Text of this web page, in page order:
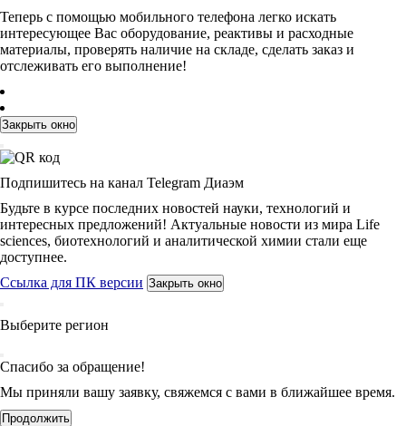
Теперь с помощью мобильного телефона легко искать
интересующее Вас оборудование, реактивы и расходные
материалы, проверять наличие на складе, сделать заказ и
отслеживать его выполнение!
Закрыть окно
Подпишитесь на канал Telegram Диаэм
Будьте в курсе последних новостей науки, технологий и
интересных предложений! Актуальные новости из мира Life
sciences, биотехнологий и аналитической химии стали еще
доступнее.
Ссылка для ПК версии Закрыть окно
Выберите регион
Спасибо за обращение!
Мы приняли вашу заявку, свяжемся с вами в ближайшее время.
Продолжить